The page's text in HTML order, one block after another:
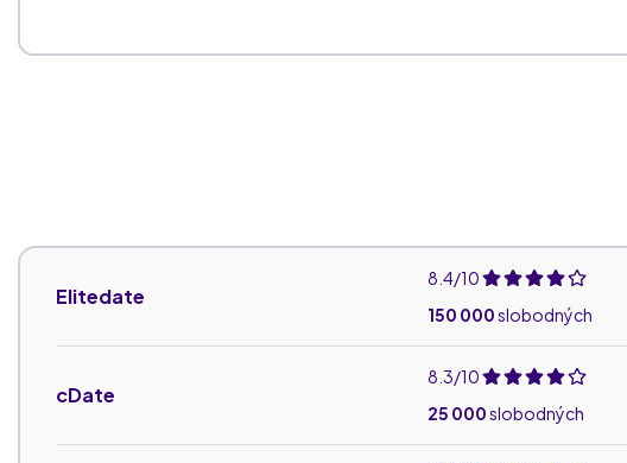
Elitedate
8.4/10
150 000slobodných
cDate
8.3/10
25 000slobodných